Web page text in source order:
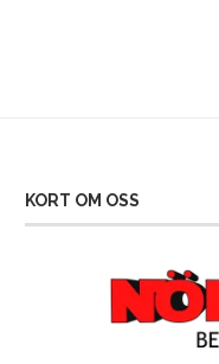
KORT OM OSS